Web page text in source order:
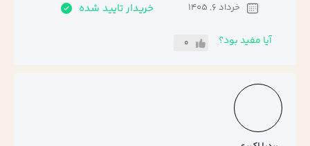
خرداد 6, 1405 خریدار تایید شده
آیا مفید بود؟ 0